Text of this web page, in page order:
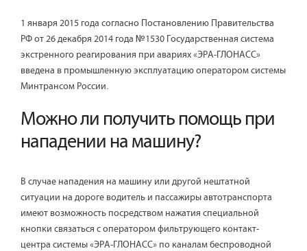
1 января 2015 года согласно Постановлению Правительства
РФ от 26 декабря 2014 года №1530 Государственная система
экстренного реагирования при авариях «ЭРА-ГЛОНАСС»
введена в промышленную эксплуатацию оператором системы
Минтрансом России.
Можно ли получить помощь при
нападении на машину?
В случае нападения на машину или другой нештатной
ситуации на дороге водитель и пассажиры автотранспорта
имеют возможность посредством нажатия специальной
кнопки связаться с оператором фильтрующего контакт-
центра системы «ЭРА-ГЛОНАСС» по каналам беспроводной